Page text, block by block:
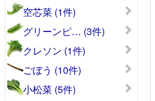
空芯菜 (1件)
グリーンピ… (3件)
クレソン (1件)
ごぼう (10件)
小松菜 (5件)